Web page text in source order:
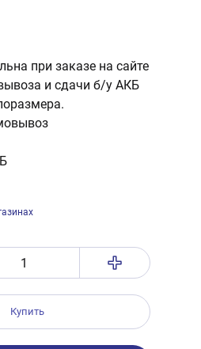
при заказе на сайте
и сдачи б/у АКБ
Купить